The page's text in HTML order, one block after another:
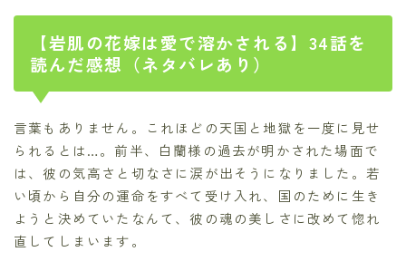
【岩肌の花嫁は愛で溶かされる】34話を
読んだ感想（ネタバレあり）
言葉もありません。これほどの天国と地獄を一度に見せ
られるとは…。前半、白蘭様の過去が明かされた場面で
は、彼の気高さと切なさに涙が出そうになりました。若
い頃から自分の運命をすべて受け入れ、国のために生き
ようと決めていたなんて、彼の魂の美しさに改めて惚れ
直してしまいます。